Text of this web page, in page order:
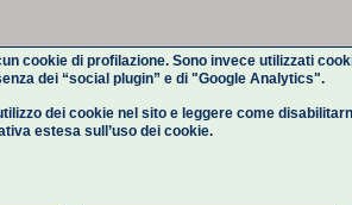
cookie di profilazione. Sono invece utilizzati
dei “social plugin” e di "Google Analytics".
dei cookie nel sito e leggere come
estesasull’uso dei cookie.